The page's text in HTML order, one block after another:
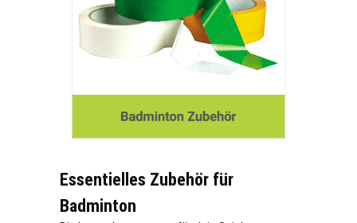
Essentielles Zubehör für
Badminton